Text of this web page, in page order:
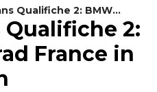
Qualifiche 2: BMW
In Pole Position
Qualifiche 2:
France in